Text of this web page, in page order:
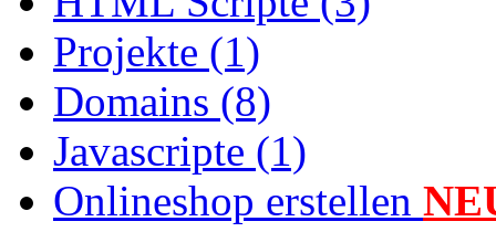
Projekte (1)
Domains (8)
Javascripte (1)
Onlineshop erstellen